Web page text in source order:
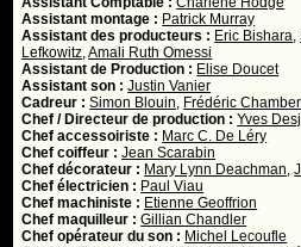
Assistant montage : Patrick Murray
Assistant des producteurs : Eric Bishara,
Lefkowitz,Amali Ruth Omessi
Assistant de Production : Elise Doucet
Assistant son :Justin Vanier
Cadreur :Simon Blouin, Frédéric
Chef / Directeur de production :Yves
Chef accessoiriste : Marc C. De Léry
Chef coiffeur :Jean Scarabin
Chef décorateur : Mary Lynn Deachman,
Chef électricien : Paul Viau
Chef machiniste : Etienne Geoffrion
Chef maquilleur :Gillian Chandler
Chef opérateur du son : Michel Lecoufle